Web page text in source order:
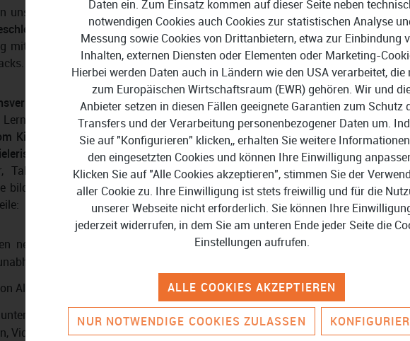
unsere Lerngewohnheiten deutlich verändert
. Während einige ältere Menschen
mit dem Computer zu erlernen, ist es für die
und Spiel macht sich auch der
zunutze.Lernprogramme helfen
Kindergarten, über die Grundschule bis hin
zu erfassen. Alles, was sie dafür
Tablet oder Smartphone und eine stabile
bilden die
Schnittstelle zwischen Schule und
neuer Informationen oder das Absolvieren
Alter und Kenntnisstand verbessert werden
Weise mithilfe multimedialer
Videos und Animationen) vermittelt
Verbessern Sie Ihre
Lernen Sie Tiere und
spannende
Einfach
Lernerfolg
Die LernserieEinfach
Trainingsaufgaben und Tests
Deutsch Grammatik 5.
7. Klasse) für Gymnasien.
werden transparent
freischaltbarer Lösungsteil
kann begleitend und
werden.
Daten ein. Zum Einsatz kommen auf dieser Seite neben
notwendigen Cookies auch Cookies zur statistischen Analyse
Messung sowie Cookies von Drittanbietern, etwa zur Einbindung
Inhalten, externen Diensten oder Elementen oder Marketing-
Hierbei werden Daten auch in Ländern wie den USA verarbeitet, die
zum Europäischen Wirtschaftsraum (EWR) gehören. Wir und
Anbieter setzen in diesen Fällen geeignete Garantien zum Schutz
Transfers und der Verarbeitung personenbezogener Daten um.
Sie auf "Konfigurieren" klicken,, erhalten Sie weitere
den eingesetzten Cookies und können Ihre Einwilligung
Klicken Sie auf "Alle Cookies akzeptieren", stimmen Sie der
aller Cookie zu. Ihre Einwilligung ist stets freiwillig und für die
unserer Webseite nicht erforderlich. Sie können Ihre
jederzeit widerrufen, in dem Sie am unteren Ende jeder Seite die
Einstellungen aufrufen.
NUR NOTWENDIGE COOKIES ZULASSEN
ALLE COOKIES AKZEPTIEREN